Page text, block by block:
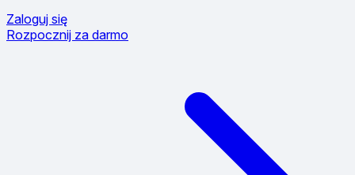
Zaloguj się
Rozpocznij za darmo